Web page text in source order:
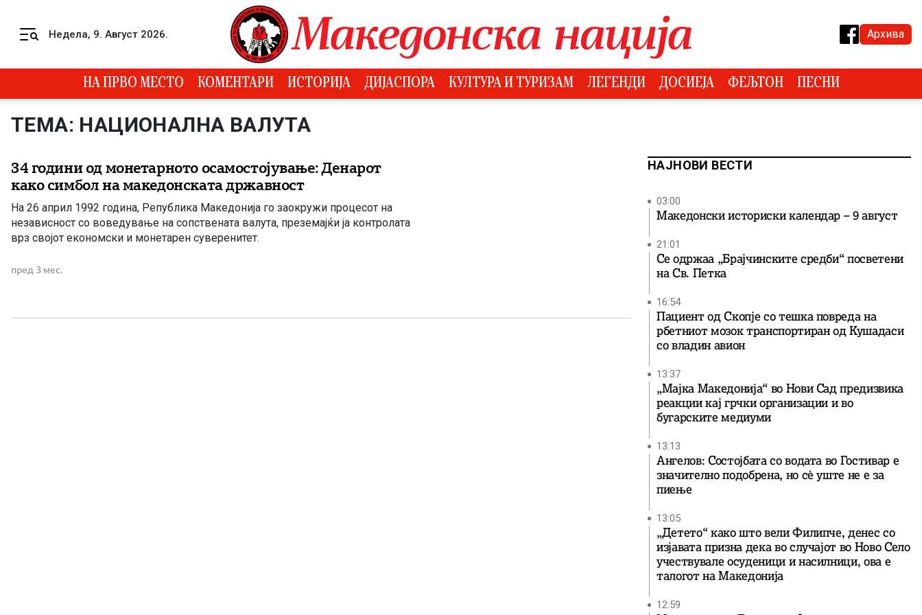
Недела, 9. Август 2026. Архива
НА ПРВО МЕСТО КОМЕНТАРИ ИСТОРИЈА ДИЈАСПОРА КУЛТУРА И ТУРИЗАМ ЛЕГЕНДИ ДОСИЕЈА ФЕЉТОН ПЕСНИ
ТЕМА: НАЦИОНАЛНА ВАЛУТА
34 години од монетарното осамостојување: Денарот
како симбол на македонската државност
На 26 април 1992 година, Република Македонија го заокружи процесот на
независност со воведување на сопствената валута, преземајќи ја контролата
врз својот економски и монетарен суверенитет.
пред 3 мес.
НАЈНОВИ ВЕСТИ
03:00
Македонски историски календар – 9 август
21:01
Се одржаа „Брајчинските средби“ посветени
на Св. Петка
16:54
Пациент од Скопје со тешка повреда на
рбетниот мозок транспортиран од Кушадаси
со владин авион
13:37
„Мајка Македонија“ во Нови Сад предизвика
реакции кај грчки организации и во
бугарските медиуми
13:13
Ангелов: Состојбата со водата во Гостивар е
значително подобрена, но сè уште не е за
пиење
13:05
„Детето“ како што вели Филипче, денес со
изјавата призна дека во случајот во Ново Село
учествувале осуденици и насилници, ова е
талогот на Македонија
12:59